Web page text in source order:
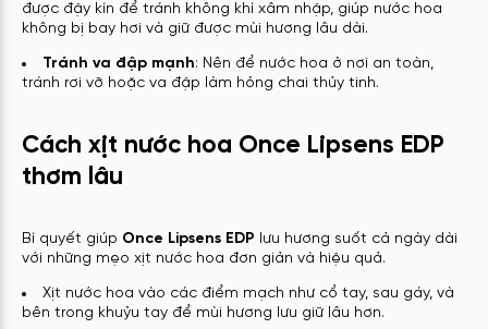
được đậy kín để tránh không khí xâm nhập, giúp nước hoa
không bị bay hơi và giữ được mùi hương lâu dài.
Tránh va đập mạnh: Nên để nước hoa ở nơi an toàn,
tránh rơi vỡ hoặc va đập làm hỏng chai thủy tinh.
Cách xịt nước hoa Once Lipsens EDP
thơm lâu
Bí quyết giúp Once Lipsens EDP lưu hương suốt cả ngày dài
với những mẹo xịt nước hoa đơn giản và hiệu quả.
Xịt nước hoa vào các điểm mạch như cổ tay, sau gáy, và
bên trong khuỷu tay để mùi hương lưu giữ lâu hơn.